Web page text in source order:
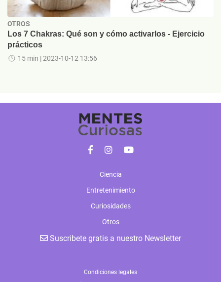
OTROS
Los 7 Chakras: Qué son y cómo activarlos - Ejercicio
prácticos
15 min | 2023-10-12 13:56
Ciencia
Entretenimiento
Curiosidades
Otros
Suscribete gratis a nuestro Newsletter
Condiciones legales